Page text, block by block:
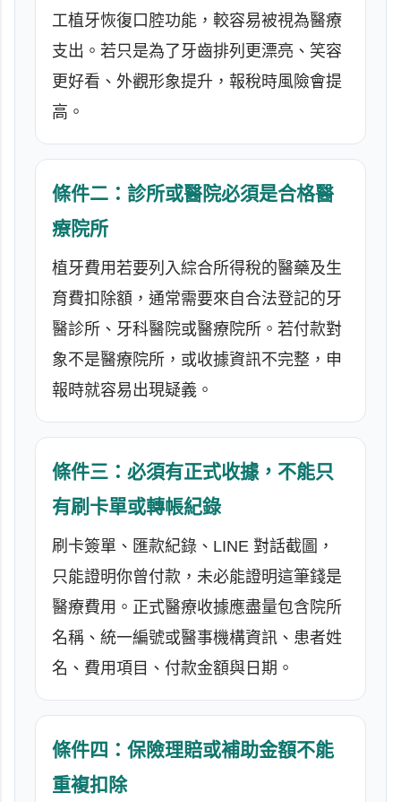
工植牙恢復口腔功能，較容易被視為醫療
支出。若只是為了牙齒排列更漂亮、笑容
更好看、外觀形象提升，報稅時風險會提
高。
條件二：診所或醫院必須是合格醫
療院所
植牙費用若要列入綜合所得稅的醫藥及生
育費扣除額，通常需要來自合法登記的牙
醫診所、牙科醫院或醫療院所。若付款對
象不是醫療院所，或收據資訊不完整，申
報時就容易出現疑義。
條件三：必須有正式收據，不能只
有刷卡單或轉帳紀錄
刷卡簽單、匯款紀錄、LINE 對話截圖，
只能證明你曾付款，未必能證明這筆錢是
醫療費用。正式醫療收據應盡量包含院所
名稱、統一編號或醫事機構資訊、患者姓
名、費用項目、付款金額與日期。
條件四：保險理賠或補助金額不能
重複扣除